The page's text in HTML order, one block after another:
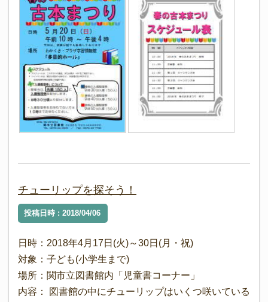
チューリップを探そう！
投稿日時 : 2018/04/06
日時：2018年4月17日(火)～30日(月・祝)
対象：子ども(小学生まで)
場所：関市立図書館内「児童書コーナー」
内容： 図書館の中にチューリップはいくつ咲いている